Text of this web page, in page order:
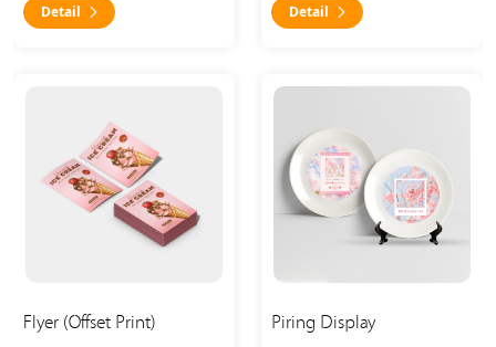
Detail Detail
Flyer (Offset Print) Piring Display
Detail Piring Display